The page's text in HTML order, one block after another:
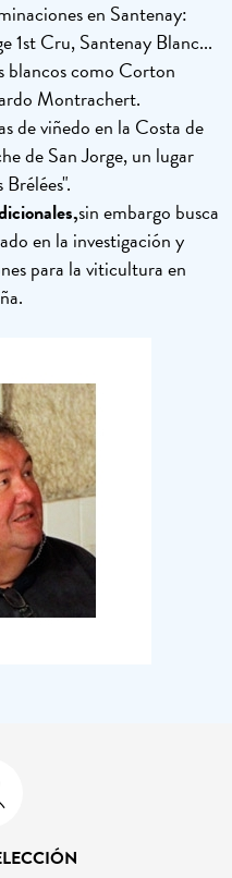
en Santenay:
1st Cru, Santenay Blanc...
blancos como Corton
Montrachert.
de viñedo en la Costa de
de San Jorge, un lugar
sin embargo busca
en la investigación y
para la viticultura en